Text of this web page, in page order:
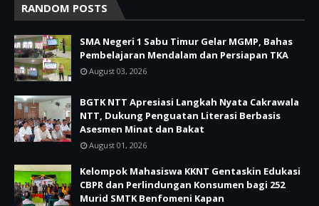
RANDOM POSTS
SMA Negeri 1 Sabu Timur Gelar MGMP, Bahas
Pembelajaran Mendalam dan Persiapan TKA
August 03, 2026
BGTK NTT Apresiasi Langkah Nyata Cakrawala
NTT, Dukung Penguatan Literasi Berbasis
Asesmen Minat dan Bakat
August 01, 2026
Kelompok Mahasiswa KKNT Gentaskin Edukasi
CBPR dan Perlindungan Konsumen bagi 252
Murid SMTK Benfomeni Kapan